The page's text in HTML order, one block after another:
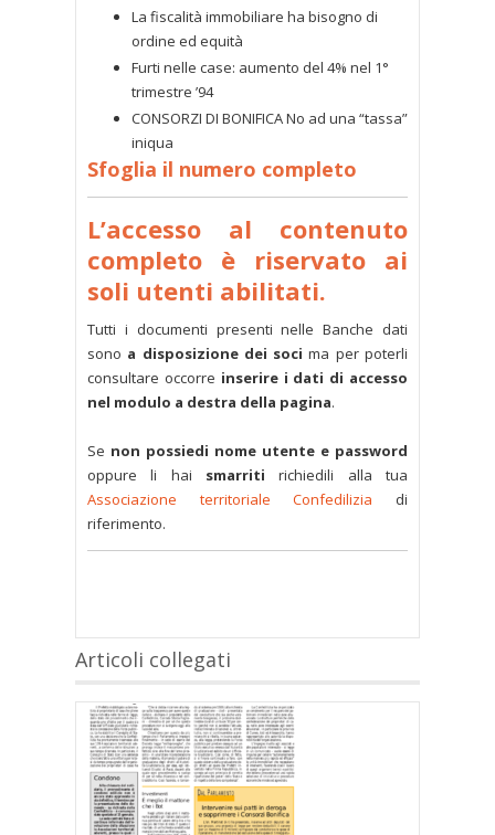
La fiscalità immobiliare ha bisogno di
ordine ed equità
Furti nelle case: aumento del 4% nel 1°
trimestre ’94
CONSORZI DI BONIFICA No ad una “tassa”
iniqua
Sfoglia il numero completo
L’accesso al contenuto
completo è riservato ai
soli utenti abilitati.
Tutti i documenti presenti nelle Banche dati
sono a disposizione dei soci ma per poterli
consultare occorre inserire i dati di accesso
nel modulo a destra della pagina.
Se non possiedi nome utente e password
oppure li hai smarriti richiedili alla tua
Associazione territoriale Confedilizia di
riferimento.
Articoli collegati